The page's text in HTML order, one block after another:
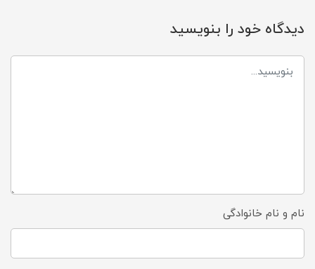
دیدگاه خود را بنویسید
نام و نام خانوادگی